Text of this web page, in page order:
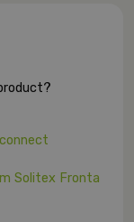
Solitex Fronta